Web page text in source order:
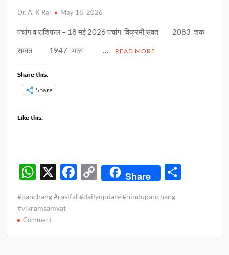
Dr. A. K Rai May 18, 2026
पंचांग व राशिफल – 18 मई 2026 पंचांग विक्रमी संवत 2083 शक
सम्वत 1947 मास …
READ MORE
Share this:
Share
Like this:
W
at
s
A
X
F
e
o
C
p
Li
Share
#panchang #rasifal #dailyupdate #hindupanchang
#vikramsamvat
Commenton